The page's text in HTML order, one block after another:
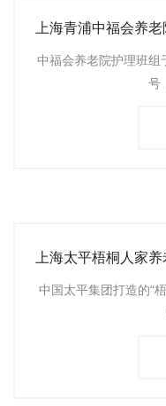
上海青浦中福会养
中福会养老院护理班组
号
上海太平梧桐人家
中国太平集团打造的“